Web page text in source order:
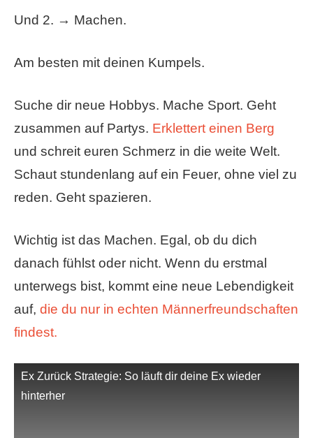
Und 2. → Machen.
Am besten mit deinen Kumpels.
Suche dir neue Hobbys. Mache Sport. Geht
zusammen auf Partys. Erklettert einen Berg
und schreit euren Schmerz in die weite Welt.
Schaut stundenlang auf ein Feuer, ohne viel zu
reden. Geht spazieren.
Wichtig ist das Machen. Egal, ob du dich
danach fühlst oder nicht. Wenn du erstmal
unterwegs bist, kommt eine neue Lebendigkeit
auf, die du nur in echten Männerfreundschaften
findest.
Ex Zurück Strategie: So läuft dir deine Ex wieder
hinterher